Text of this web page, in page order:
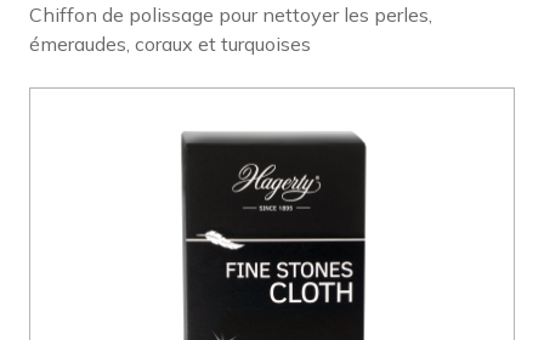
Chiffon de polissage pour nettoyer les perles,
émeraudes, coraux et turquoises